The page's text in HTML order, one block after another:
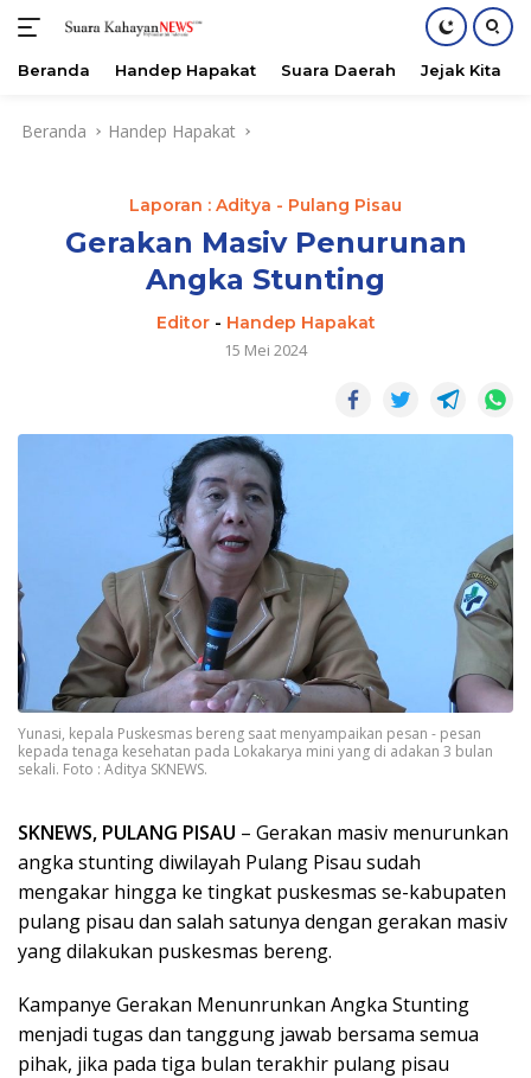
Beranda Handep Hapakat Suara Daerah Jejak Kita
Beranda Handep Hapakat
Laporan : Aditya - Pulang Pisau
Gerakan Masiv Penurunan
Angka Stunting
Editor- Handep Hapakat
15 Mei 2024
Yunasi, kepala Puskesmas bereng saat menyampaikan pesan - pesan
kepada tenaga kesehatan pada Lokakarya mini yang di adakan 3 bulan
sekali. Foto : Aditya SKNEWS.
SKNEWS, PULANG PISAU – Gerakan masiv menurunkan
angka stunting diwilayah Pulang Pisau sudah
mengakar hingga ke tingkat puskesmas se-kabupaten
pulang pisau dan salah satunya dengan gerakan masiv
yang dilakukan puskesmas bereng.
Kampanye Gerakan Menunrunkan Angka Stunting
menjadi tugas dan tanggung jawab bersama semua
pihak, jika pada tiga bulan terakhir pulang pisau